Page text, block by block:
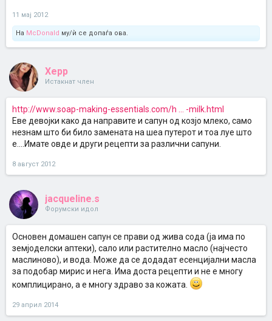
11 мај 2012
На McDonald му/ѝ се допаѓа ова.
Xepp
Истакнат член
http://www.soap-making-essentials.com/h ... -milk.html
Еве девојки како да направите и сапун од козјо млеко, само
незнам што би било замената на шеа путерот и тоа луе што
е....Имате овде и други рецепти за различни сапуни.
8 август 2012
jacqueline.s
Форумски идол
Основен домашен сапун се прави од жива сода (ја има по
земјоделски аптеки), сало или растително масло (најчесто
маслиново), и вода. Може да се додадат есенцијални масла
за подобар мирис и нега. Има доста рецепти и не е многу
комплицирано, а е многу здраво за кожата.
29 април 2014